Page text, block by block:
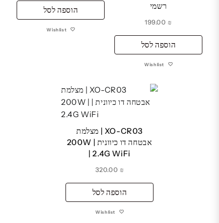
רשמי
₪
הוספה לסל
Wishlist
הוספה לסל
Wishlist
XO-CR03 | מצלמת
אבטחה דו כיוונית | 200W
| 2.4G WiFi
₪
הוספה לסל
Wishlist